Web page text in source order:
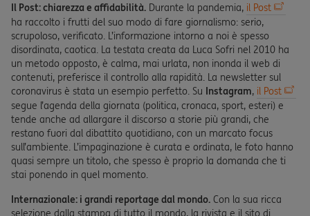
Il Post: chiarezza e affidabilità. Durante la pandemia, il Post
ha raccolto i frutti del suo modo di fare giornalismo: serio,
scrupoloso, verificato. L’informazione intorno a noi è spesso
disordinata, caotica. La testata creata da Luca Sofri nel 2010 ha
un metodo opposto, è calma, mai urlata, non inonda il web di
contenuti, preferisce il controllo alla rapidità. La newsletter sul
coronavirus è stata un esempio perfetto. Su Instagram, il Post
segue l’agenda della giornata (politica, cronaca, sport, esteri) e
tende anche ad allargare il discorso a storie più grandi, che
restano fuori dal dibattito quotidiano, con un marcato focus
sull’ambiente. L’impaginazione è curata e ordinata, le foto hanno
quasi sempre un titolo, che spesso è proprio la domanda che ti
stai ponendo in quel momento.
Internazionale: i grandi reportage dal mondo. Con la sua ricca
selezione dalla stampa di tutto il mondo, la rivista e il sito di